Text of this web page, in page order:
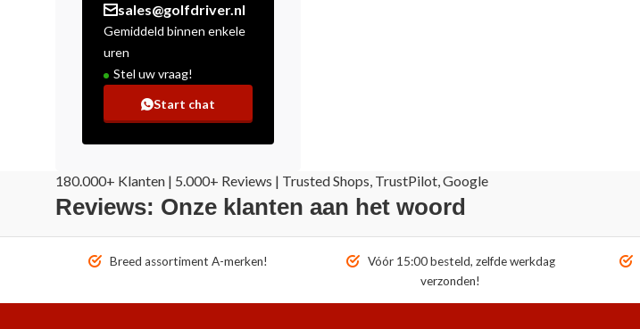
sales@golfdriver.nl
Gemiddeld binnen enkele
uren
Stel uw vraag!
Start chat
180.000+ Klanten | 5.000+ Reviews | Trusted Shops, TrustPilot, Google
Reviews: Onze klanten aan het woord
Breed assortiment A-merken!
Vóór 15:00 besteld, zelfde werkdag
verzonden!